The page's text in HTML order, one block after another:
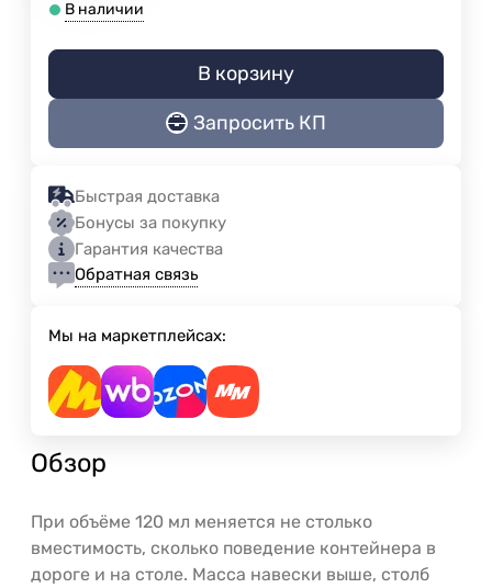
В наличии
В корзину
Запросить КП
Быстрая доставка
Бонусы за покупку
Гарантия качества
Обратная связь
Мы на маркетплейсах:
Обзор
При объёме 120 мл меняется не столько
вместимость, сколько поведение контейнера в
дороге и на столе. Масса навески выше, столб